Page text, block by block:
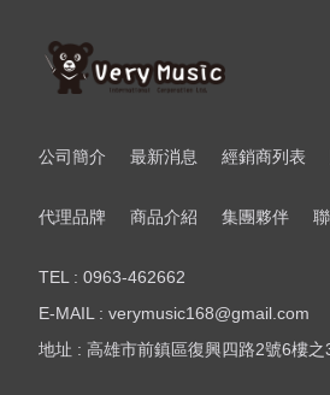
公司簡介 最新消息 經銷商列表
代理品牌 商品介紹 集團夥伴
TEL : 0963-462662
E-MAIL : verymusic168@gmail.com
地址 : 高雄市前鎮區復興四路2號6樓之